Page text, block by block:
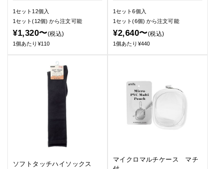
1セット12個入
1セット(12個)から注文可能
¥1,320〜(税込)
1個あたり¥110
1セット6個入
1セット(6個) から注文可能
¥2,640〜(税込)
1個あたり¥440
ソフトタッチハイソックス
マイクロマルチケース マチ